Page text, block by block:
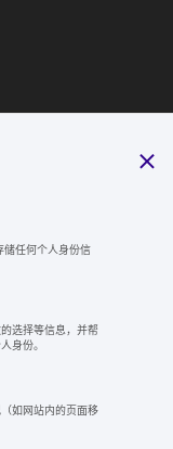
方
Ltd.
任何个人身份信
选择等信息，并帮
身份。
如网站内的页面移